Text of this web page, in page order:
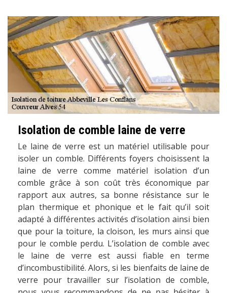
Isolation de comble laine de verre
Le laine de verre est un matériel utilisable pour
isoler un comble. Différents foyers choisissent la
laine de verre comme matériel isolation d’un
comble grâce à son coût très économique par
rapport aux autres, sa bonne résistance sur le
plan thermique et phonique et le fait qu’il soit
adapté à différentes activités d’isolation ainsi bien
que pour la toiture, la cloison, les murs ainsi que
pour le comble perdu. L’isolation de comble avec
le laine de verre est aussi fiable en terme
d’incombustibilité. Alors, si les bienfaits de laine de
verre pour travailler sur l’isolation de comble,